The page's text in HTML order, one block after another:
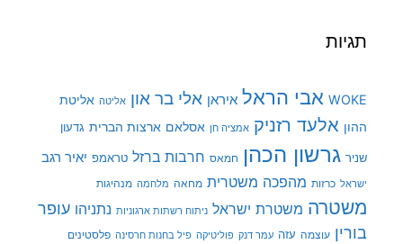
תגיות
WOKE אבי הראל איראן אלי בר און אליטה אליטת
ההון אלעד רזניק אמציה חן אסלאם ארצות הברית גדעון
שניר גרשון הכהן חמאס חרבות ברזל טראמפ יאיר רגב
ישראל כרזות מהפכה משטרית מחאה מלחמה מנהיגות
משטרה משטרת ישראל ניתוח רשתות ארגוניות נתניהו עופר
בורין עוצמה עזה עמר דנק פוליטיקה פיל בחנות חרסינה פלסטינים